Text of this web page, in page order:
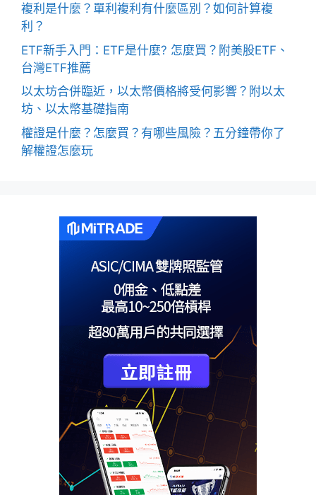
複利是什麼？單利複利有什麼區別？如何計算複
利？
ETF新手入門：ETF是什麼? 怎麼買？附美股ETF、
台灣ETF推薦
以太坊合併臨近，以太幣價格將受何影響？附以太
坊、以太幣基礎指南
權證是什麼？怎麼買？有哪些風險？五分鐘帶你了
解權證怎麼玩